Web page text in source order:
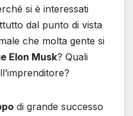
si è interessati
dal punto di vista
che molta gente si
Elon Musk? Quali
di grande successo